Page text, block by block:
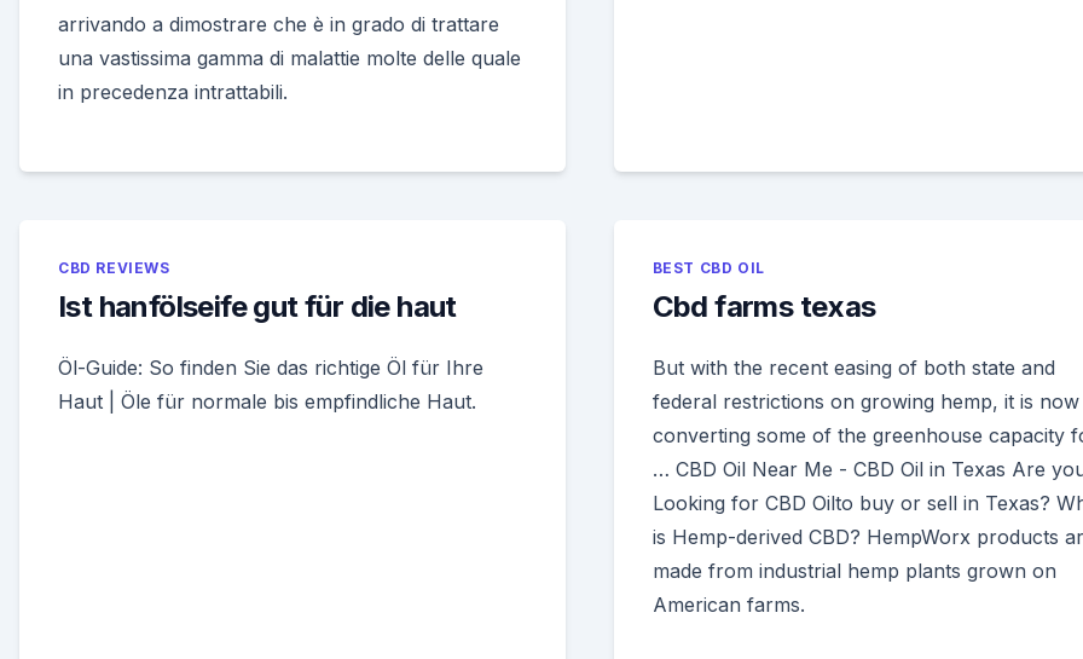
arrivando a dimostrare che è in grado di trattare
una vastissima gamma di malattie molte delle quale
in precedenza intrattabili.
CBD REVIEWS
Ist hanfölseife gut für die haut
Öl-Guide: So finden Sie das richtige Öl für Ihre
Haut | Öle für normale bis empfindliche Haut.
BEST CBD OIL
Cbd farms texas
But with the recent easing of both state and
federal restrictions on growing hemp, it is now
converting some of the greenhouse capacity
… CBD Oil Near Me - CBD Oil in Texas Are
Looking for CBD Oilto buy or sell in Texas?
is Hemp-derived CBD? HempWorx products
made from industrial hemp plants grown on
American farms.